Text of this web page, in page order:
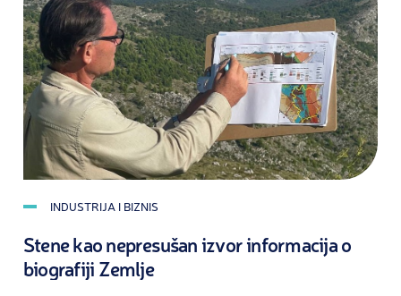
INDUSTRIJA I BIZNIS
Stene kao nepresušan izvor informacija o
biografiji Zemlje